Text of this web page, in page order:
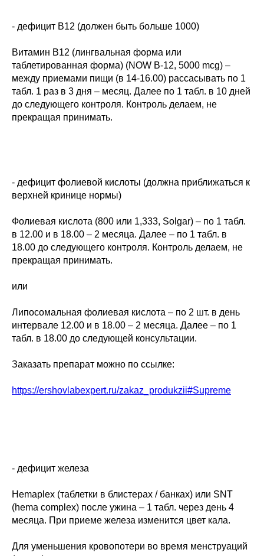
- дефицит В12 (должен быть больше 1000)
Витамин В12 (лингвальная форма или
таблетированная форма) (NOW В-12, 5000 mcg) –
между приемами пищи (в 14-16.00) рассасывать по 1
табл. 1 раз в 3 дня – месяц. Далее по 1 табл. в 10 дней
до следующего контроля. Контроль делаем, не
прекращая принимать.
- дефицит фолиевой кислоты (должна приближаться к
верхней кринице нормы)
Фолиевая кислота (800 или 1,333, Solgar) – по 1 табл.
в 12.00 и в 18.00 – 2 месяца. Далее – по 1 табл. в
18.00 до следующего контроля. Контроль делаем, не
прекращая принимать.
или
Липосомальная фолиевая кислота – по 2 шт. в день
интервале 12.00 и в 18.00 – 2 месяца. Далее – по 1
табл. в 18.00 до следующей консультации.
Заказать препарат можно по ссылке:
https://ershovlabexpert.ru/zakaz_produkzii#Supreme
- дефицит железа
Hemaplex (таблетки в блистерах / банках) или SNT
(hema complex) после ужина – 1 табл. через день 4
месяца. При приеме железа изменится цвет кала.
Для уменьшения кровопотери во время менструаций